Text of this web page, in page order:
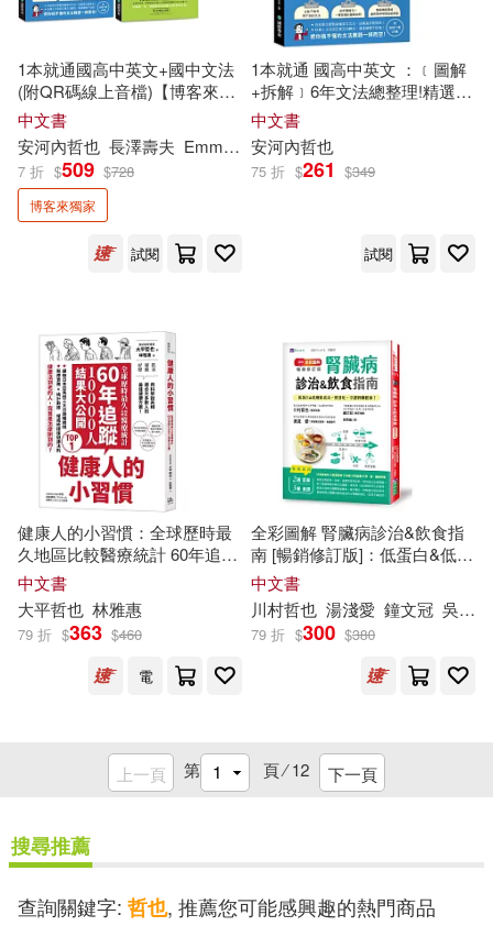
1本就通國高中英文+國中文法
(附QR碼線上音檔)【博客來獨
家套書】
中文書
安河內哲也 長澤壽夫 Emma Feng 劉芳英
7 折 $509 $728
博客來獨家
試閱
1本就通 國高中英文 ：﹝圖解
+拆解﹞6年文法總整理!精選會
考又用得到的英文文法，破除
學習盲點，一次用對不再錯!(附
音檔下載QR碼)
中文書
安河內哲也
75 折 $261 $349
試閱
健康人的小習慣：全球歷時最
久地區比較醫療統計 60年追蹤
10000人結果大公開
中文書
大平哲也 林雅惠
79 折 $363 $460
電
全彩圖解 腎臟病診治&飲食指
南 [暢銷修訂版]：低蛋白&低鹽
飲食法，照著吃，守護腎臟健
康!
中文書
川村哲也 湯淺愛 鐘文冠 吳秀緣
79 折 $300 $380
上一頁 第 頁 ⁄12 下一頁
搜尋推薦
查詢關鍵字: 哲也, 推薦您可能感興趣的熱門商品